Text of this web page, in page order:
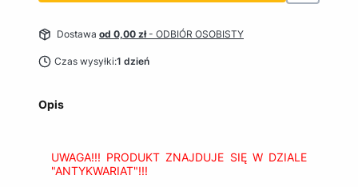
Dostawa od 0,00 zł- ODBIÓR OSOBISTY
Czas wysyłki:1 dzień
Opis
UWAGA!!! PRODUKT ZNAJDUJE SIĘ W DZIALE
"ANTYKWARIAT"!!!